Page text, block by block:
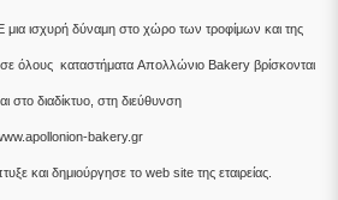
μια ισχυρή δύναμη στο χώρο των τροφίμων και της
όλους καταστήματα Aπολλώνιο Bakery βρίσκονται
στο διαδίκτυo, στη διεύθυνση
bakery.gr
και δημιούργησε το web site της εταιρείας.